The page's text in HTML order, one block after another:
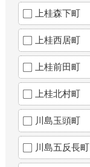
上桂森下町
上桂西居町
上桂前田町
上桂北村町
川島玉頭町
川島五反長町